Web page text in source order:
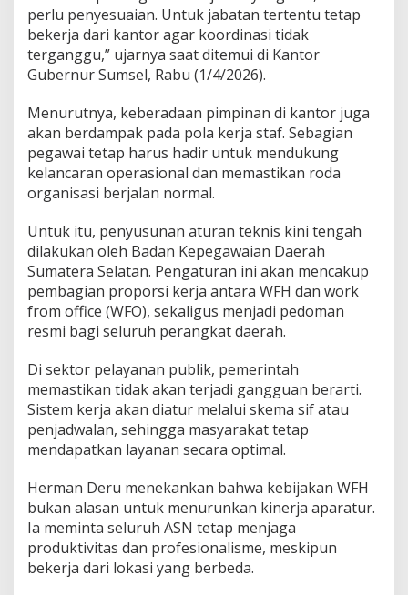
p
t
i
m
a
perlu penyesuaian. Untuk jabatan tertentu tetap
bekerja dari kantor agar koordinasi tidak
terganggu,” ujarnya saat ditemui di Kantor
Gubernur Sumsel, Rabu (1/4/2026).
Menurutnya, keberadaan pimpinan di kantor juga
akan berdampak pada pola kerja staf. Sebagian
pegawai tetap harus hadir untuk mendukung
kelancaran operasional dan memastikan roda
organisasi berjalan normal.
Untuk itu, penyusunan aturan teknis kini tengah
dilakukan oleh Badan Kepegawaian Daerah
Sumatera Selatan. Pengaturan ini akan mencakup
pembagian proporsi kerja antara WFH dan work
from office (WFO), sekaligus menjadi pedoman
resmi bagi seluruh perangkat daerah.
Di sektor pelayanan publik, pemerintah
memastikan tidak akan terjadi gangguan berarti.
Sistem kerja akan diatur melalui skema sif atau
penjadwalan, sehingga masyarakat tetap
mendapatkan layanan secara optimal.
Herman Deru menekankan bahwa kebijakan WFH
bukan alasan untuk menurunkan kinerja aparatur.
Ia meminta seluruh ASN tetap menjaga
produktivitas dan profesionalisme, meskipun
bekerja dari lokasi yang berbeda.